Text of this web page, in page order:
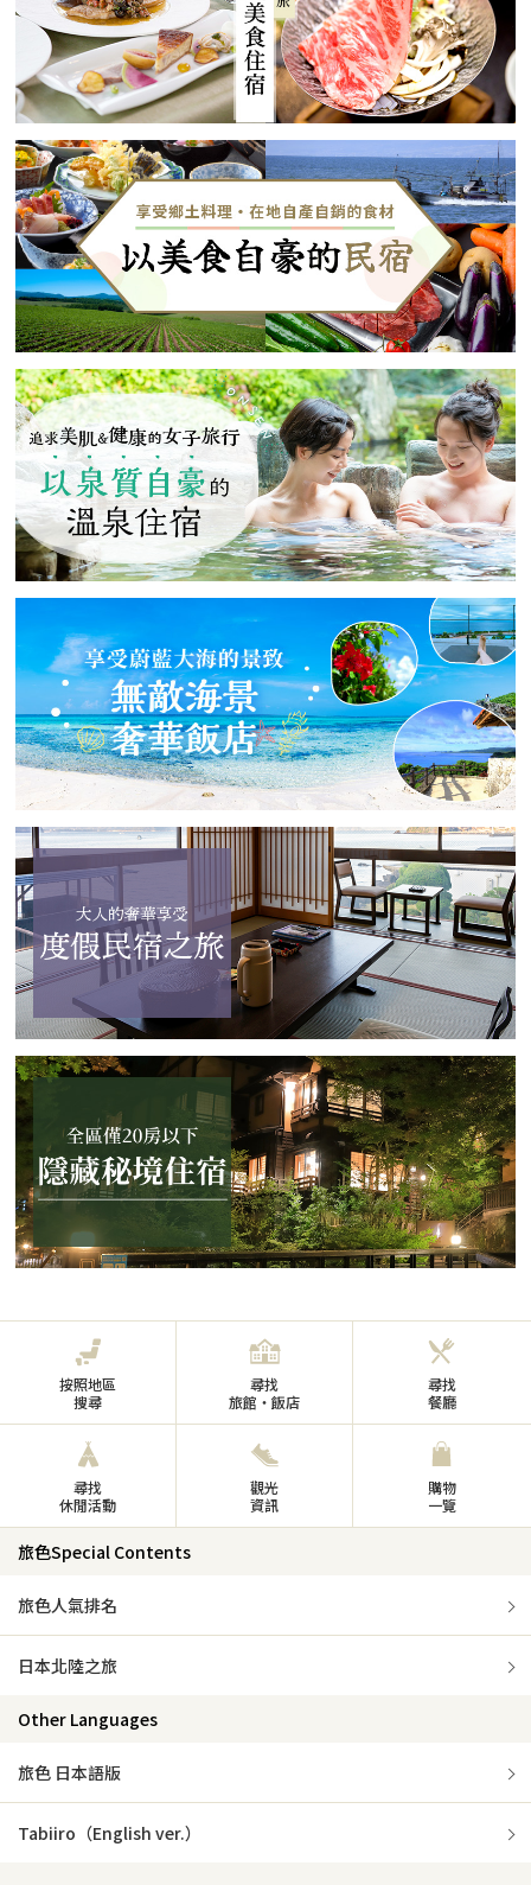
按照地區
搜尋
尋找
旅館・飯店
尋找
餐廳
尋找
休閒活動
觀光
資訊
購物
一覽
旅色Special Contents
旅色人氣排名
日本北陸之旅
Other Languages
旅色 日本語版
Tabiiro（English ver.）